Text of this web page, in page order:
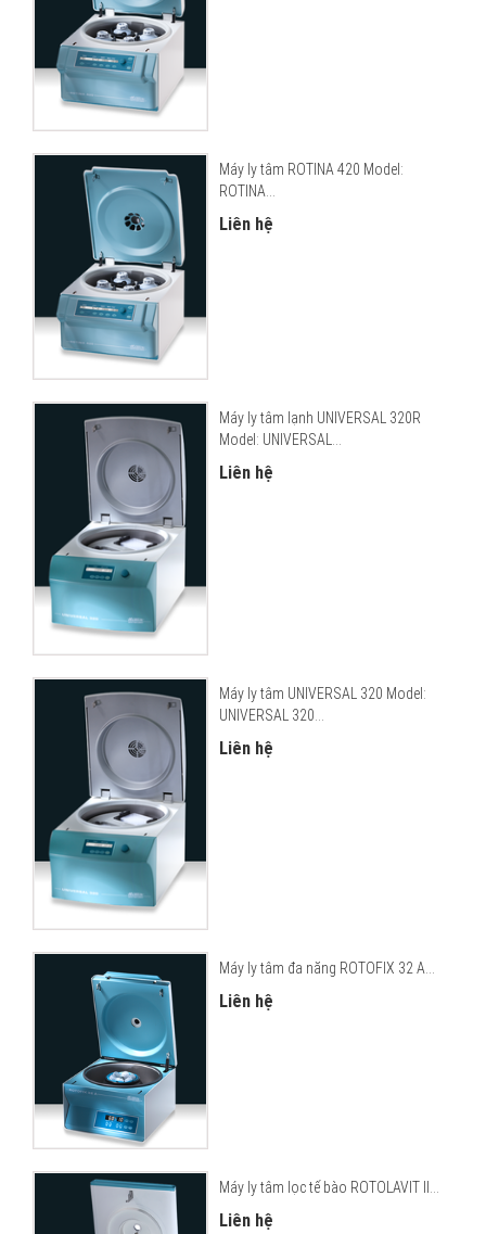
Máy ly tâm ROTINA 420 Model:
ROTINA...
Liên hệ
Máy ly tâm lạnh UNIVERSAL 320R
Model: UNIVERSAL...
Liên hệ
Máy ly tâm UNIVERSAL 320 Model:
UNIVERSAL 320...
Liên hệ
Máy ly tâm đa năng ROTOFIX 32 A...
Liên hệ
Máy ly tâm lọc tế bào ROTOLAVIT II...
Liên hệ